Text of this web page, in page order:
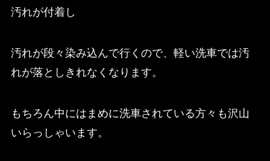
汚れが付着し
汚れが段々染み込んで行くので、軽い洗車では汚
れが落としきれなくなります。
もちろん中にはまめに洗車されている方々も沢山
いらっしゃいます。